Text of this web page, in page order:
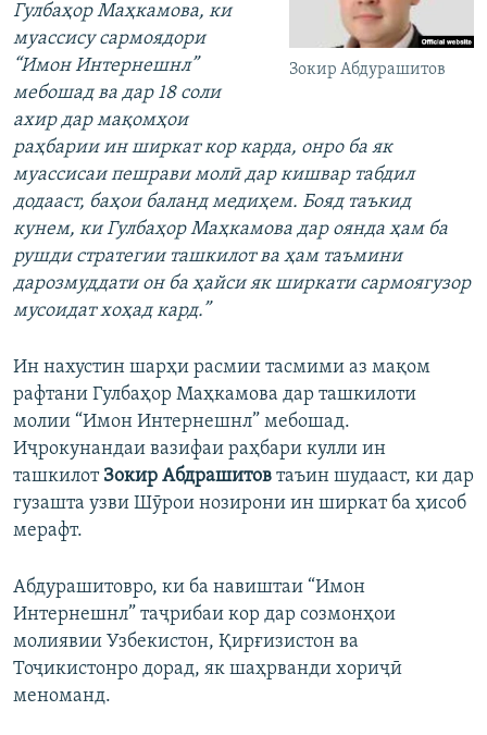
Зокир Абдурашитов
Гулбаҳор Маҳкамова, ки
муассису сармоядори
“Имон Интернешнл”
мебошад ва дар 18 соли
ахир дар мақомҳои
раҳбарии ин ширкат кор карда, онро ба як
муассисаи пешрави молӣ дар кишвар табдил
додааст, баҳои баланд медиҳем. Бояд таъкид
кунем, ки Гулбаҳор Маҳкамова дар оянда ҳам ба
рушди стратегии ташкилот ва ҳам таъмини
дарозмуддати он ба ҳайси як ширкати сармоягузор
мусоидат хоҳад кард.”
Ин нахустин шарҳи расмии тасмими аз мақом
рафтани Гулбаҳор Маҳкамова дар ташкилоти
молии “Имон Интернешнл” мебошад.
Иҷрокунандаи вазифаи раҳбари кулли ин
ташкилотЗокир Абдрашитов таъин шудааст, ки дар
гузашта узви Шӯрои нозирони ин ширкат ба ҳисоб
мерафт.
Абдурашитовро, ки ба навиштаи “Имон
Интернешнл” таҷрибаи кор дар созмонҳои
молиявии Узбекистон, Қирғизистон ва
Тоҷикистонро дорад, як шаҳрванди хориҷӣ
меноманд.